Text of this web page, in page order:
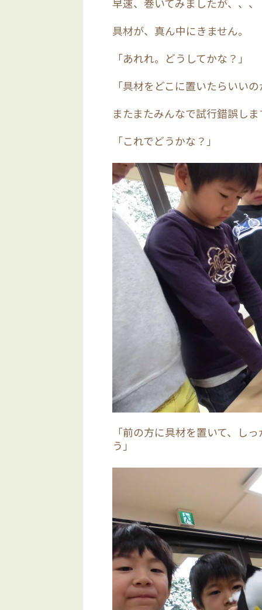
早速、巻いてみましたが、、、
具材が、真ん中にきません。
「あれれ。どうしてかな？」
「具材をどこに置いたらいい
またまたみんなで試行錯誤しま
「これでどうかな？」
「前の方に具材を置いて、し
う」